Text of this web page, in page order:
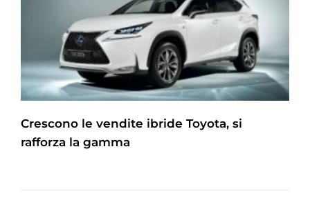
Crescono le vendite ibride Toyota, si
rafforza la gamma